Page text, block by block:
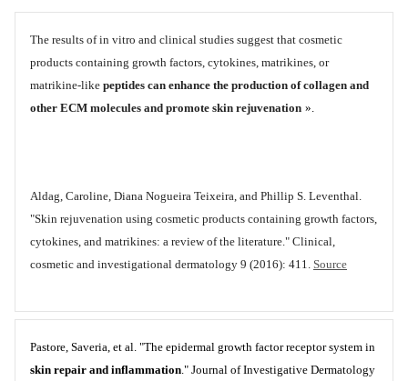
The results of in vitro and clinical studies suggest that cosmetic
products containing growth factors, cytokines, matrikines, or
matrikine-like peptides can enhance the production of collagen and
other ECM molecules and promote skin rejuvenation ».
Aldag, Caroline, Diana Nogueira Teixeira, and Phillip S. Leventhal.
"Skin rejuvenation using cosmetic products containing growth factors,
cytokines, and matrikines: a review of the literature." Clinical,
cosmetic and investigational dermatology 9 (2016): 411. Source
Pastore, Saveria, et al. "The epidermal growth factor receptor system in
skin repair and inflammation." Journal of Investigative Dermatology